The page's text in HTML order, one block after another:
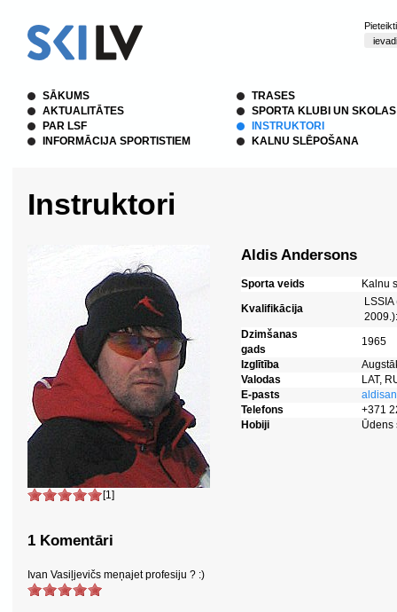
SĀKUMS
AKTUALITĀTES
PAR LSF
INFORMĀCIJA SPORTISTIEM
TRASES
SPORTA KLUBI UN SKOLAS
INSTRUKTORI
KALNU SLĒPOŠANA
Instruktori
[1]
Aldis Andersons
Sporta veids
Kalnu
Kvalifikācija
2009.):
Dzimšanas
gads
1965
Izglītība
Valodas
LAT,
E-pasts
Telefons
+371
Hobiji
Ūdens
1 Komentāri
Ivan Vasiļjevičs meņajet profesiju ? :)